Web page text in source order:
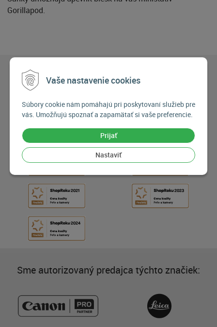
Vaše nastavenie cookies
Súbory cookie nám pomáhajú pri poskytovaní služieb pre
vás. Umožňujú spoznať a zapamätať si vaše preferencie.
Prijať
Nastaviť
Gorillapod.
Sme autorizovaný predajca týchto značiek: